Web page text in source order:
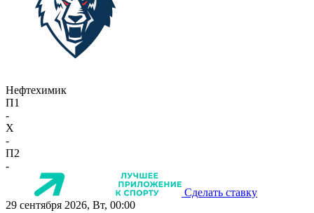
Нефтехимик
П1
-
X
-
П2
-
Сделать ставку
29 сентября 2026, Вт, 00:00